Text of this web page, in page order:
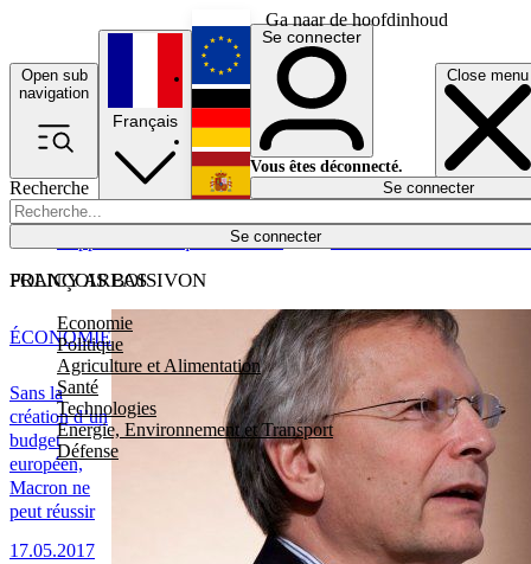
Ga naar de hoofdinhoud
Open sub
navigation
Close menu
Recherche
Se connecter
POLICY AREAS
Economie
Politique
Agriculture et Alimentation
Santé
Technologies
Energie, Environnement et Transport
Défense
Économie
Français
English
Deutsch
Español
Se connecter
Vous êtes déconnecté.
Se connecter
FRANÇOIS BOISIVON
Sans la
création d’un
budget
européen,
Macron ne
peut réussir
17.05.2017
ÉCONOMIE